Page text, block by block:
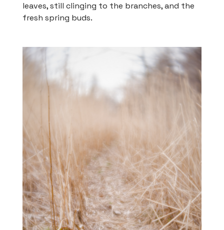
leaves, still clinging to the branches, and the
fresh spring buds.